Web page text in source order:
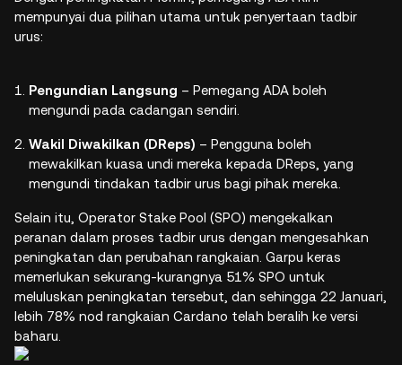
mempunyai dua pilihan utama untuk penyertaan tadbir
urus:
Pengundian Langsung – Pemegang ADA boleh
mengundi pada cadangan sendiri.
Wakil Diwakilkan (DReps) – Pengguna boleh
mewakilkan kuasa undi mereka kepada DReps, yang
mengundi tindakan tadbir urus bagi pihak mereka.
Selain itu, Operator Stake Pool (SPO) mengekalkan
peranan dalam proses tadbir urus dengan mengesahkan
peningkatan dan perubahan rangkaian. Garpu keras
memerlukan sekurang-kurangnya 51% SPO untuk
meluluskan peningkatan tersebut, dan sehingga 22 Januari,
lebih 78% nod rangkaian Cardano telah beralih ke versi
baharu.